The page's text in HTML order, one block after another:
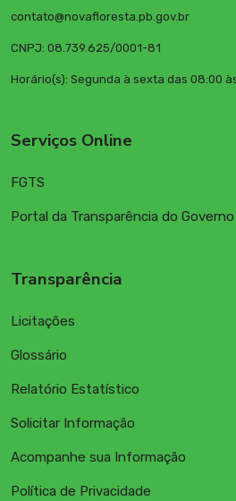
contato@novafloresta.pb.gov.br
CNPJ: 08.739.625/0001-81
Horário(s): Segunda à sexta das 08:00
Serviços Online
FGTS
Portal da Transparência do
Transparência
Licitações
Glossário
Relatório Estatístico
Solicitar Informação
Acompanhe sua Informação
Política de Privacidade